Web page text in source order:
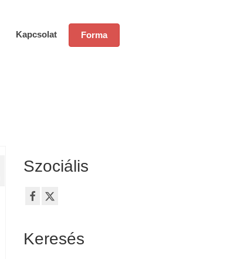
Kapcsolat Forma
Szociális
Keresés